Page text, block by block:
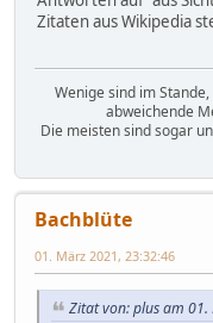
Zitaten aus Wikipedia
Wenige sind im
abweichende
Die meisten sind sogar
Bachblüte
01. März 2021, 23:32:46
Zitat von: plus am